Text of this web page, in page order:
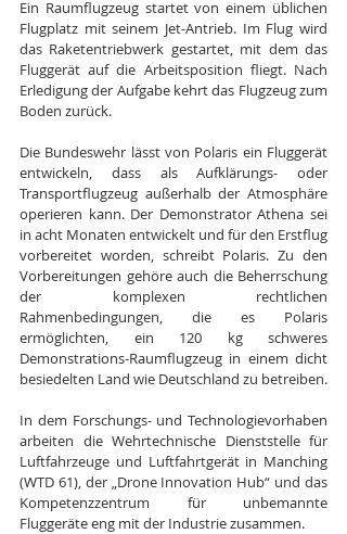
Ein Raumflugzeug startet von einem üblichen
Flugplatz mit seinem Jet-Antrieb. Im Flug wird
das Raketentriebwerk gestartet, mit dem das
Fluggerät auf die Arbeitsposition fliegt. Nach
Erledigung der Aufgabe kehrt das Flugzeug zum
Boden zurück.
Die Bundeswehr lässt von Polaris ein Fluggerät
entwickeln, dass als Aufklärungs- oder
Transportflugzeug außerhalb der Atmosphäre
operieren kann. Der Demonstrator Athena sei
in acht Monaten entwickelt und für den Erstflug
vorbereitet worden, schreibt Polaris. Zu den
Vorbereitungen gehöre auch die Beherrschung
der komplexen rechtlichen
Rahmenbedingungen, die es Polaris
ermöglichten, ein 120 kg schweres
Demonstrations-Raumflugzeug in einem dicht
besiedelten Land wie Deutschland zu betreiben.
In dem Forschungs- und Technologievorhaben
arbeiten die Wehrtechnische Dienststelle für
Luftfahrzeuge und Luftfahrtgerät in Manching
(WTD 61), der „Drone Innovation Hub“ und das
Kompetenzzentrum für unbemannte
Fluggeräte eng mit der Industrie zusammen.